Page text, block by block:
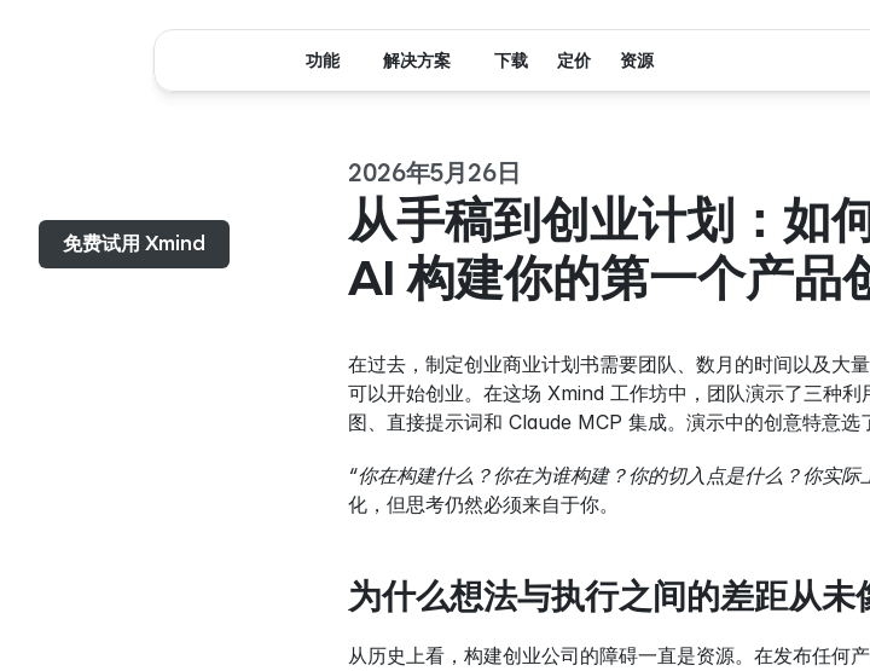
免费试用 Xmind
2026年5月26日
从手稿到创业计划：如
AI 构建你的第一个产品
在过去，制定创业商业计划书需要团队、数月的时间以及大
可以开始创业。在这场 Xmind 工作坊中，团队演示了三种利
图、直接提示词和 Claude MCP 集成。演示中的创意特意选
“你在构建什么？你在为谁构建？你的切入点是什么？你实际
化，但思考仍然必须来自于你。
为什么想法与执行之间的差距从未
从历史上看，构建创业公司的障碍一直是资源。在发布任
功能 解决方案 下载 定价 资源